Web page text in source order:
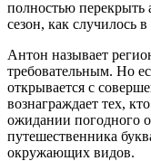
полностью перекрыть
сезон, как случилось в
Антон называет
требовательным. Но
открывается с
вознаграждает тех,
ожидании погодного
путешественника
окружающих видов.